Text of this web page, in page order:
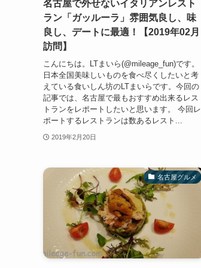
名古屋で外せないイタリアンレスト
ラン「ガッルーラ」雰囲気良し、味
良し、デートに最適！【2019年02月
訪問】
こんにちは。LTまいら(@mileage_fun)です。
日本全国美味しいものを食べ尽くしたいと考
えている食いしん坊のLTまいらです。今回の
記事では、名古屋で最もおすすめ出来るレス
トランをレポートしたいと思います。 今回レ
ポートするレストランは数あるレスト...
2019年2月20日
名古屋グルメ